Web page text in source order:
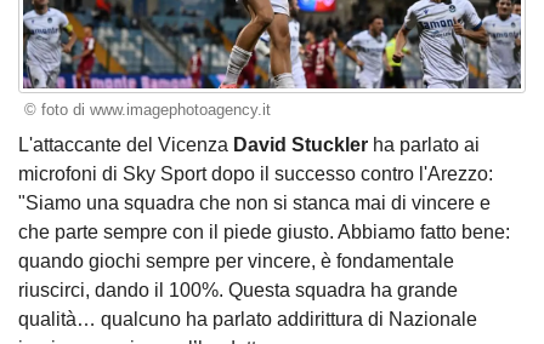
© foto di www.imagephotoagency.it
L'attaccante del Vicenza David Stuckler ha parlato ai
microfoni di Sky Sport dopo il successo contro l'Arezzo:
"Siamo una squadra che non si stanca mai di vincere e
che parte sempre con il piede giusto. Abbiamo fatto bene:
quando giochi sempre per vincere, è fondamentale
riuscirci, dando il 100%. Questa squadra ha grande
qualità… qualcuno ha parlato addirittura di Nazionale